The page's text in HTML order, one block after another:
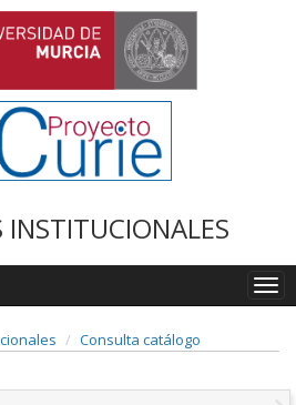
INSTITUCIONALES
Consulta catálogo